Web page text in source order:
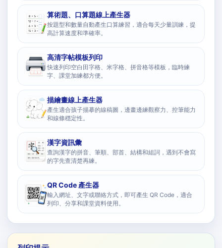
算術題、口算題線上產生器
按題型和數量自動產生口算練習，適合每天少量訓練，提
高計算速度和準確率。
高清字帖模板列印
快速列印空白田字格、米字格、拼音格等模板，臨時練
字、課堂加練都方便。
描繪畫線上產生器
產生適合孩子描摹的線稿圖，邊畫邊練觀察力、控筆能力
和線條穩定性。
漢字資訊彙
查詢漢字的拼音、筆順、部首、結構和組詞，遇到不會寫
的字先查清楚再練。
QR Code 產生器
輸入網址、文字或聯絡方式，即可產生 QR Code，適合
列印、分享和課堂資料使用。